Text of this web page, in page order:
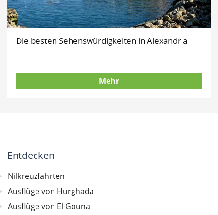
Die besten Sehenswürdigkeiten in Alexandria
Mehr
Entdecken
Nilkreuzfahrten
Ausflüge von Hurghada
Ausflüge von El Gouna